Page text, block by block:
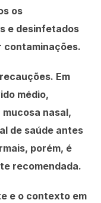
os
e desinfetados
contaminações.
Em
médio,
nasal,
de saúde antes
porém, é
recomendada.
e o contexto em